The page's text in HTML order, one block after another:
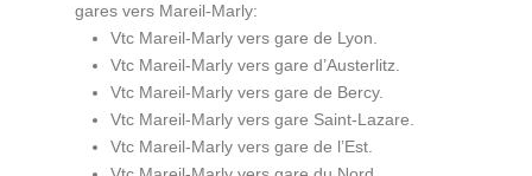
gares vers Mareil-Marly:
Vtc Mareil-Marly vers gare de Lyon.
Vtc Mareil-Marly vers gare d’Austerlitz.
Vtc Mareil-Marly vers gare de Bercy.
Vtc Mareil-Marly vers gare Saint-Lazare.
Vtc Mareil-Marly vers gare de l’Est.